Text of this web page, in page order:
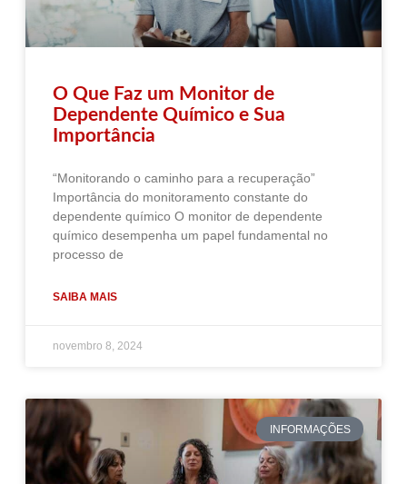
O Que Faz um Monitor de
Dependente Químico e Sua
Importância
“Monitorando o caminho para a recuperação”
Importância do monitoramento constante do
dependente químico O monitor de dependente
químico desempenha um papel fundamental no
processo de
SAIBA MAIS
novembro 8, 2024
INFORMAÇÕES